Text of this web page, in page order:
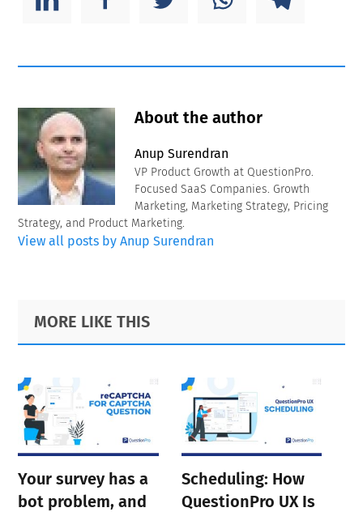
About the author
Anup Surendran
VP Product Growth at QuestionPro.
Focused SaaS Companies. Growth
Marketing, Marketing Strategy, Pricing
Strategy, and Product Marketing.
View all posts by Anup Surendran
Primary
Sidebar
Footer
MORE LIKE THIS
Your survey has a
bot problem, and
Scheduling: How
QuestionPro UX Is